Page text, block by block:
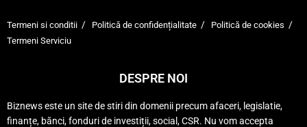
Termeni si conditii Politică de confidențialitate
Politică de cookies
Termeni Serviciu
DESPRE NOI
Biznews este un site de stiri din domenii precum afaceri, legislatie,
finanțe, bănci, fonduri de investiții, social, CSR. Nu vom accepta